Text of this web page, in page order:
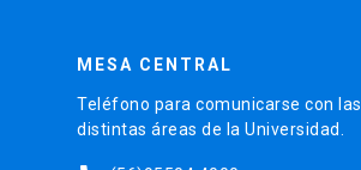
MESA CENTRAL
Teléfono para comunicarse con las
distintas áreas de la Universidad.